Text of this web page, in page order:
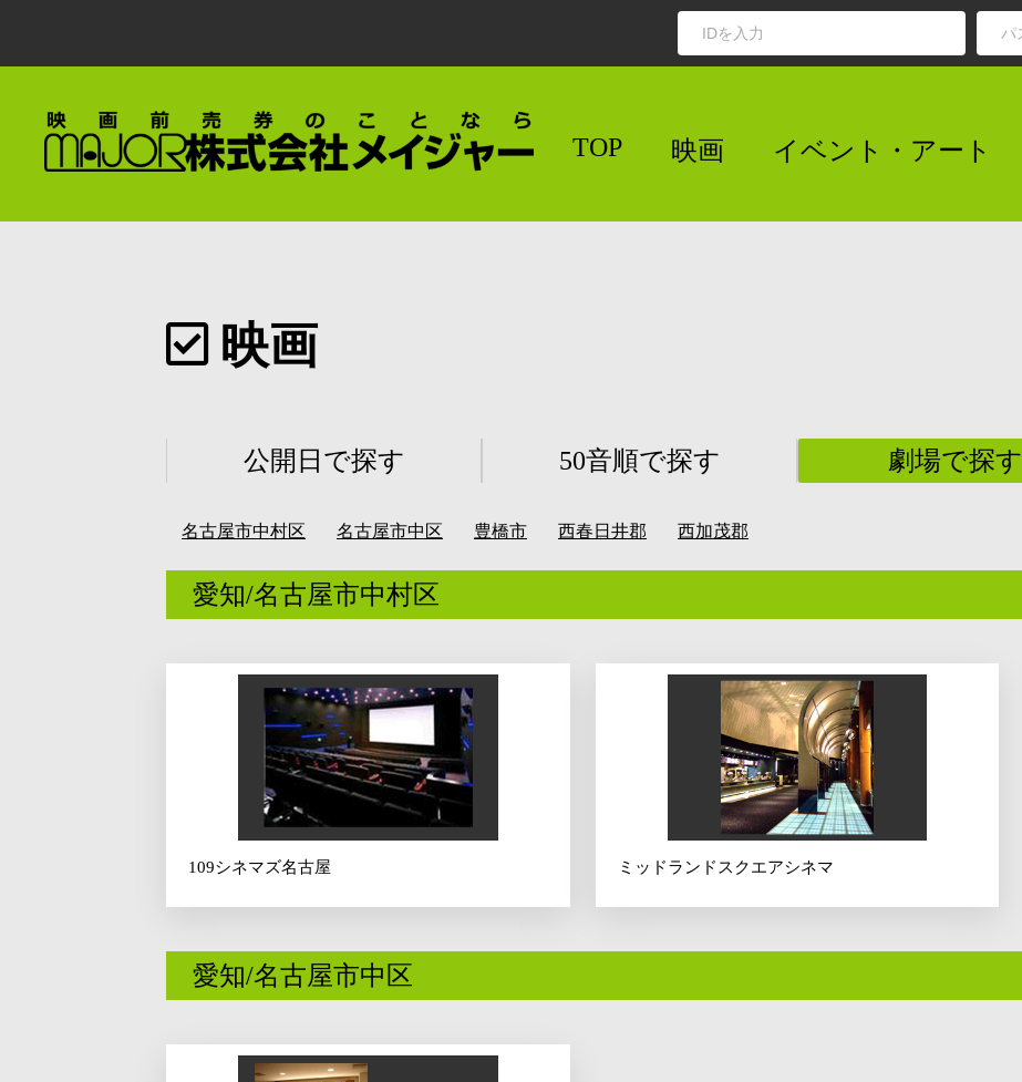
TOP 映画 イベント・アート
映画
公開日で探す 50音順で探す 劇場で探す
名古屋市中村区 名古屋市中区 豊橋市 西春日井郡 西加茂郡
愛知/名古屋市中村区
109シネマズ名古屋 ミッドランドスクエアシネマ
愛知/名古屋市中区